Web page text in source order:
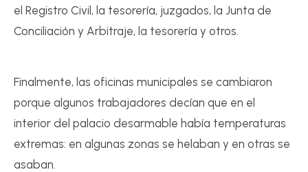
el Registro Civil, la tesorería, juzgados, la Junta de
Conciliación y Arbitraje, la tesorería y otros.
Finalmente, las oficinas municipales se cambiaron
porque algunos trabajadores decían que en el
interior del palacio desarmable había temperaturas
extremas: en algunas zonas se helaban y en otras se
asaban.